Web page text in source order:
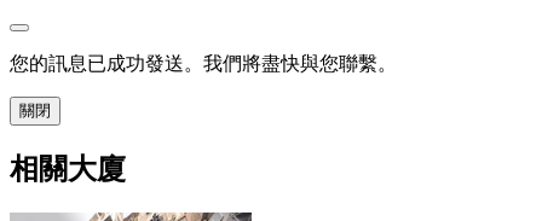
您的訊息已成功發送。我們將盡快與您聯繫。
關閉
相關大廈